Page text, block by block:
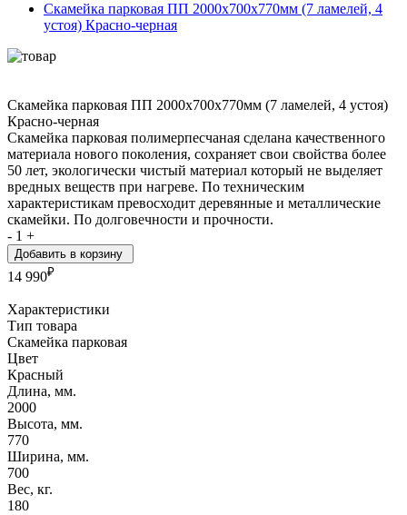
Скамейка парковая ПП 2000х700х770мм (7 ламелей, 4
устоя) Красно-черная
Скамейка парковая ПП 2000х700х770мм (7 ламелей, 4 устоя)
Красно-черная
Скамейка парковая полимерпесчаная сделана качественного
материала нового поколения, сохраняет свои свойства более
50 лет, экологически чистый материал который не выделяет
вредных веществ при нагреве. По техническим
характеристикам превосходит деревянные и металлические
скамейки. По долговечности и прочности.
- 1 +
Добавить в корзину
14 990₽
Характеристики
Тип товара
Скамейка парковая
Цвет
Красный
Длина, мм.
2000
Высота, мм.
770
Ширина, мм.
700
Вес, кг.
180